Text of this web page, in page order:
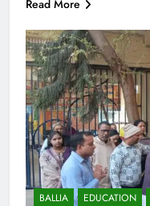
Read More
BALLIA EDUCATION